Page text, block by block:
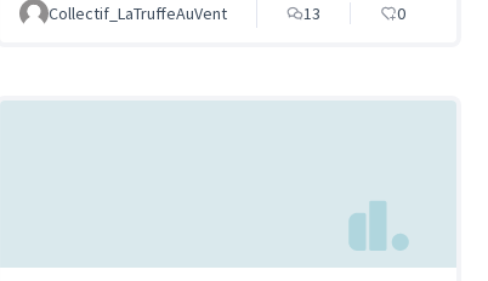
Collectif_LaTruffeAuVent 13 0